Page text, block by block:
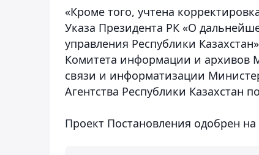
«Кроме того, учтена
Указа Президента РК «О
управления Республики
Комитета информации и архивов
связи и информатизации
Агентства Республики Казахстан
Проект Постановления одобрен